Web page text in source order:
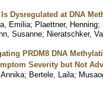
Is Dysregulated at DNA
Emilia; Plaettner, Henning;
Susanne; Nieratschker,
PRDM8 DNA
Severity but Not
; Bertele, Laila;